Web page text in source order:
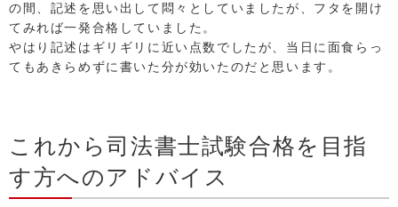
の間、記述を思い出して悶々としていましたが、フタを開け
てみれば一発合格していました。
やはり記述はギリギリに近い点数でしたが、当日に面食らっ
てもあきらめずに書いた分が効いたのだと思います。
これから司法書士試験合格を目指
す方へのアドバイス